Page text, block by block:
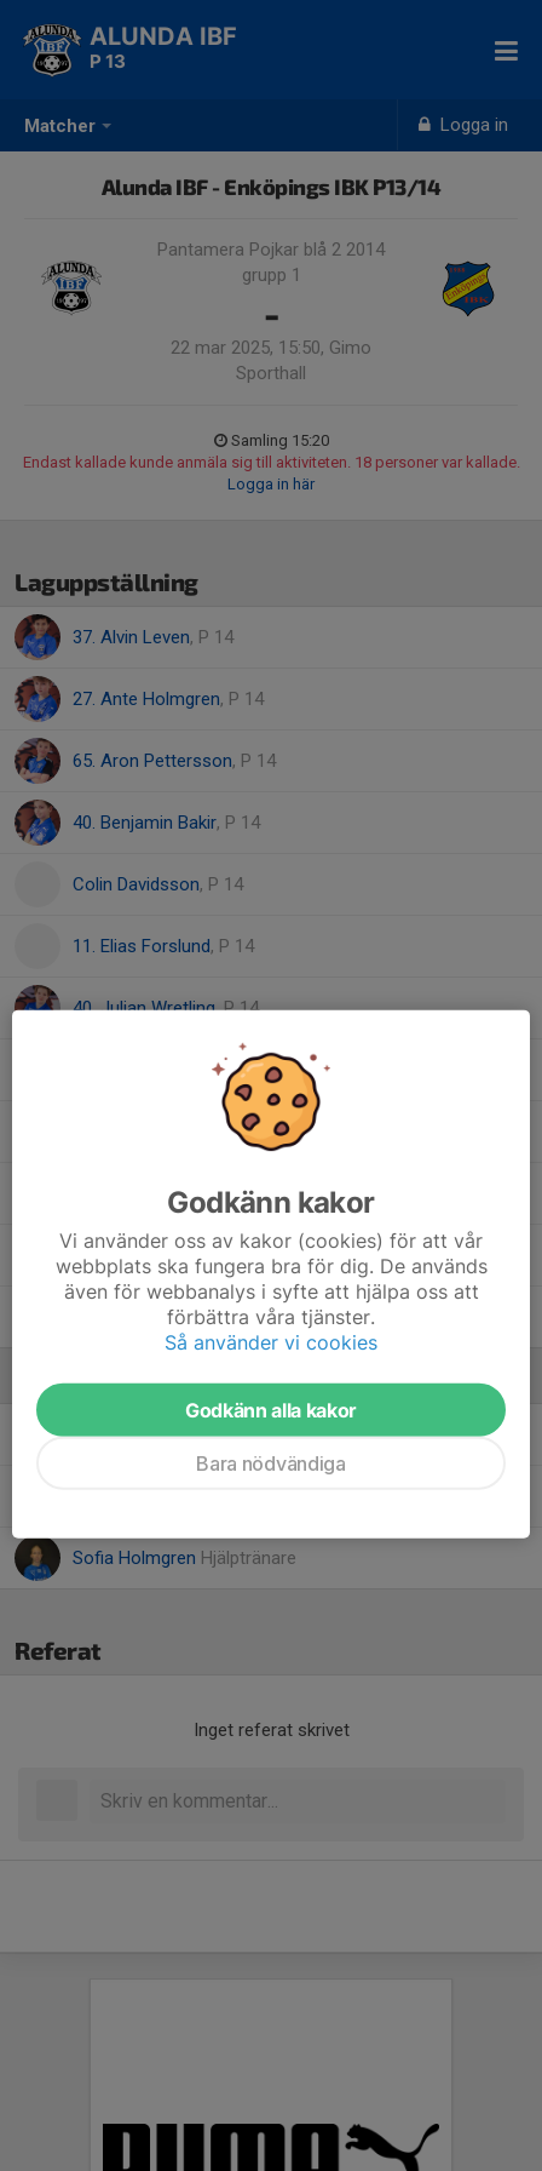
Matcher Logga in
ALUNDA IBF
P 13
Alunda IBF - Enköpings IBK P13/14
Pantamera Pojkar blå 2 2014
grupp 1
-
22 mar 2025, 15:50, Gimo
Sporthall
Samling 15:20
Endast kallade kunde anmäla sig till aktiviteten. 18 personer var kallade.
Logga in här
Laguppställning
37. Alvin Leven, P 14
27. Ante Holmgren, P 14
65. Aron Pettersson, P 14
40. Benjamin Bakir, P 14
Colin Davidsson, P 14
11. Elias Forslund, P 14
40. Julian Wretling, P 14
Liam Segerblad-Faltin, P 14
, P 14
, P 14
29. Theon Wallmo, P 14
61. Xander Toikkanen, P 14
Ledare
Cecilia WretlingTränare
Sofia Holmgren Hjälptränare
Referat
Inget referat skrivet
Godkänn kakor
Vi använder oss av kakor (cookies) för att vår
webbplats ska fungera bra för dig. De används
även för webbanalys i syfte att hjälpa oss att
förbättra våra tjänster.
Så använder vi cookies
Godkänn alla kakor
Bara nödvändiga